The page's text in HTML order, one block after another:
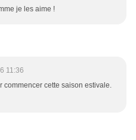
je les aime !
11:36
commencer cette saison estivale.